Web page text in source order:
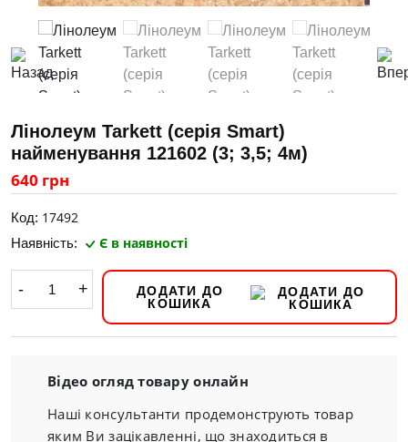
Лінолеум Tarkett (серія Smart)
найменування 121602 (3; 3,5; 4м)
640 грн
Код: 17492
Наявність: Є в наявності
- +
ДОДАТИ ДО
КОШИКА
Відео огляд товару онлайн
Наші консультанти продемонструють товар
яким Ви зацікавленні, що знаходиться в